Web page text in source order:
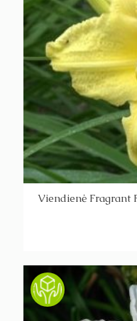
Viendienė Fragrant